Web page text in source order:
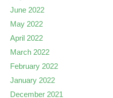
June 2022
May 2022
April 2022
March 2022
February 2022
January 2022
December 2021